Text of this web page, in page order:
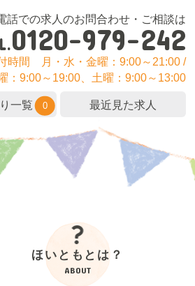
話での求人のお問合わせ・ご相談は
0120-979-242
時間
月・水・金曜：9:00～21:00 /
：9:00～19:00、土曜：9:00～13:00
一覧 0 最近見た求人
ほいともとは？
ABOUT